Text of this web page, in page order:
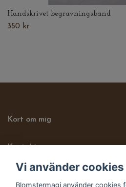
Handskrivet begravningsband
350 kr
Kort om mig
Kontakt
Vi använder cookies
Blomstermagi använder cookies